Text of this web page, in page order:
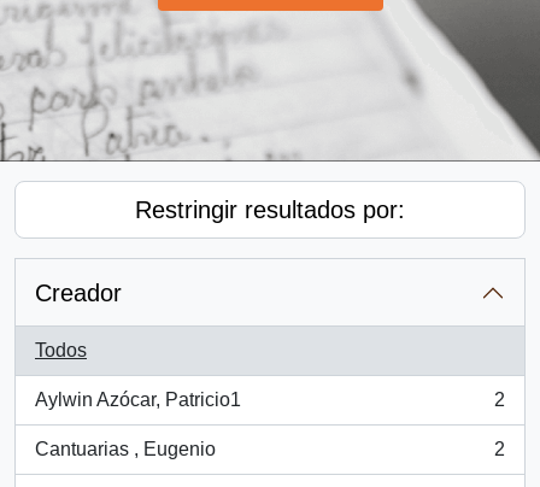
Restringir resultados por:
Creador
Todos
Aylwin Azócar, Patricio1
, 2 resultados
2
Cantuarias , Eugenio
, 2 resultados
2